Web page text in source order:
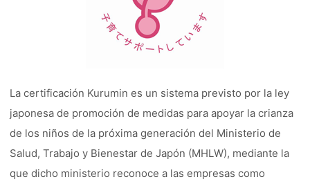
La certificación Kurumin es un sistema previsto por la ley
japonesa de promoción de medidas para apoyar la crianza
de los niños de la próxima generación del Ministerio de
Salud, Trabajo y Bienestar de Japón (MHLW), mediante la
que dicho ministerio reconoce a las empresas como